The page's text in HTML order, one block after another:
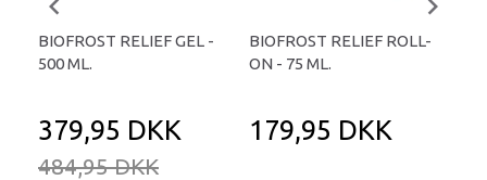
BIOFROST RELIEF GEL -
500 ML.
379,95 DKK
484,95 DKK
BIOFROST RELIEF ROLL-
ON - 75 ML.
179,95 DKK